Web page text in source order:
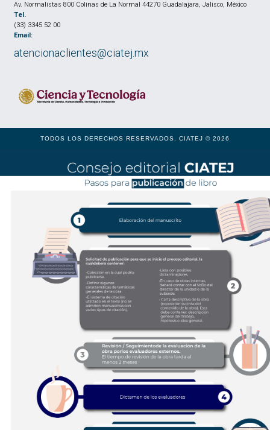
Av. Normalistas 800 Colinas de La Normal 44270 Guadalajara, Jalisco, México
Tel.
(33) 3345 52 00
Email:
atencionaclientes@ciatej.mx
TODOS LOS DERECHOS RESERVADOS. CIATEJ © 2026